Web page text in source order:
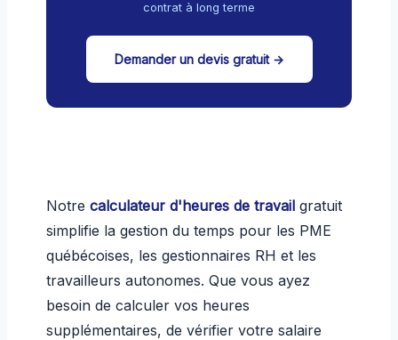
contrat à long terme
Demander un devis gratuit →
Notre calculateur d'heures de travail gratuit
simplifie la gestion du temps pour les PME
québécoises, les gestionnaires RH et les
travailleurs autonomes. Que vous ayez
besoin de calculer vos heures
supplémentaires, de vérifier votre salaire